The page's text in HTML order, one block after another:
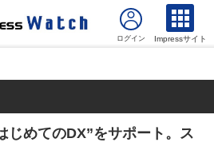
Impressサイト
じめてのDX”をサポート。ス